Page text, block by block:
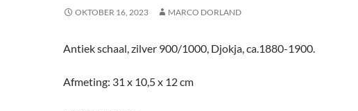
OKTOBER 16, 2023 MARCO DORLAND
Antiek schaal, zilver 900/1000, Djokja, ca.1880-1900.
Afmeting: 31 x 10,5 x 12 cm